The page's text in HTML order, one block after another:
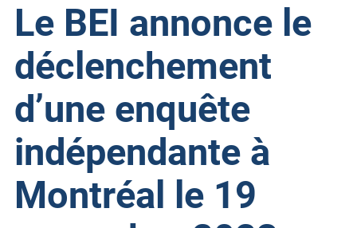
Le BEI annonce le
déclenchement
d’une enquête
indépendante à
Montréal le 19